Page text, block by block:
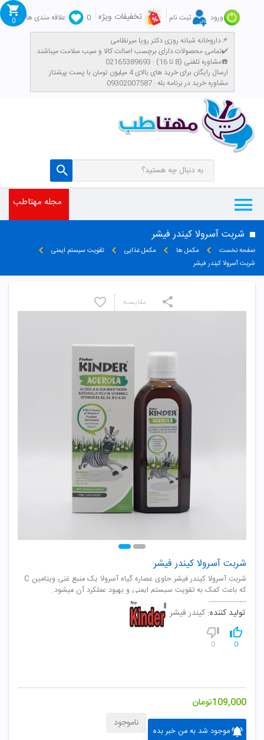
ورود ثبت نام تخفیفات ویژه 0
علاقه مندی ها
داروخانه شبانه روزی دکتر رویا میرنظامی📌
تمامی محصولات دارای برچسب اصالت کالا و سیب سلامت میباشند✔️
مشاوره تلفنی (8 تا 16) : 02165389693☎️
​ارسال رایگان برای خرید های بالای 4 میلیون تومان با پست پیشتاز
مشاوره خرید در برنامه بله : 09302007587
0
مجله مهتاطب
شربت آسرولا کیندر فیشر
صفحه نخست مکمل ها مکمل غذایی
تقویت سیستم ایمنی
شربت آسرولا کیندر فیشر
شربت آسرولا کیندر فیشر
شربت آسرولا کیندر فیشر حاوی عصاره گیاه آسرولا یک منبع غنی ویتامین C
که باعث کمک به تقویت سیستم ایمنی و بهبود عملکرد آن میشود.
تولید کننده: کیندر فیشر
0
0
109,000تومان
موجود شد به من خبر بده
ناموجود
مقایسـه